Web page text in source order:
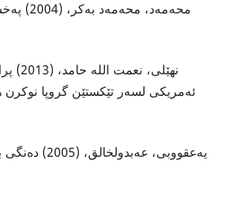
محه‌مه‌د،
ئه‌مریكى لسه‌ر تێكستێن گروپا نوكرن
یه‌عقووبى،